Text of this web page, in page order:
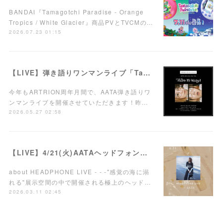
BANDAI『Tamagotchi Paradise - Orange
Tropics / White Glacier』商品PVとTVCMの…
2026.07.23 01:15
【LIVE】弾き語りワンマンライブ「Take it easy!」7/15(水)西荻窪ARTRIONにて開催！
今年もARTRION周年月間で、AATA弾き語りワ
ンマンライブを開催させていただきます！昨…
2026.05.27 02:58
【LIVE】4/21(火)AATAヘッドフォンワンマンライブ開催！
about HEADPHONE LIVE - - -"感覚の海に溺
れる"展示空間の中で開催される極上のヘッド…
2026.03.11 02:45